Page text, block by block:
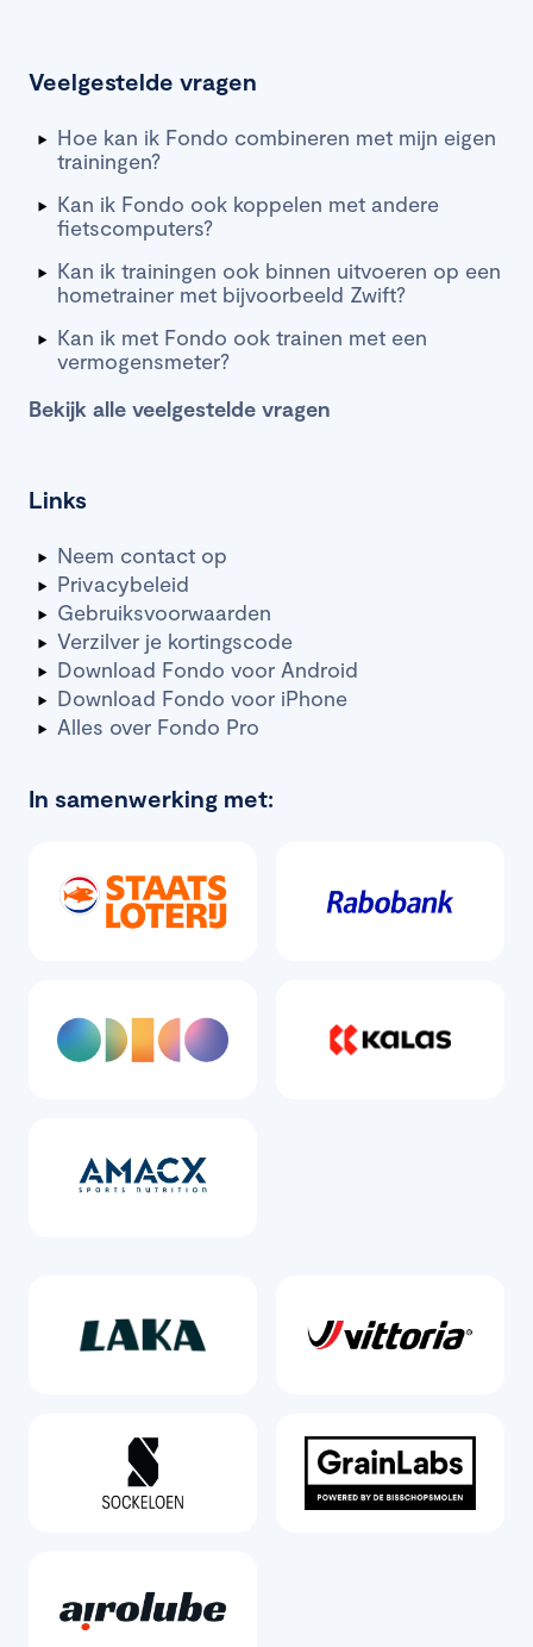
Links
Neem contact op
Privacybeleid
Gebruiksvoorwaarden
Verzilver je kortingscode
Download Fondo voor Android
Download Fondo voor iPhone
Alles over Fondo Pro
Veelgestelde vragen
Hoe kan ik Fondo combineren met mijn eigen
trainingen?
Kan ik Fondo ook koppelen met andere
fietscomputers?
Kan ik trainingen ook binnen uitvoeren op een
hometrainer met bijvoorbeeld Zwift?
Kan ik met Fondo ook trainen met een
vermogensmeter?
Bekijk alle veelgestelde vragen
In samenwerking met: